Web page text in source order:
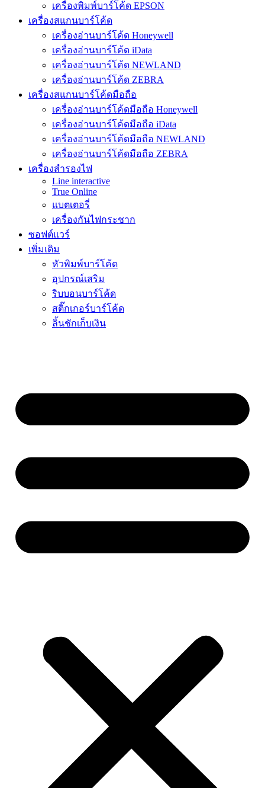
เครื่องพิมพ์บาร์โค้ด EPSON
เครื่องสแกนบาร์โค้ด
เครื่องอ่านบาร์โค้ด Honeywell
เครื่องอ่านบาร์โค้ด iData
เครื่องอ่านบาร์โค้ด NEWLAND
เครื่องอ่านบาร์โค้ด ZEBRA
เครื่องสแกนบาร์โค้ดมือถือ
เครื่องอ่านบาร์โค้ดมือถือ Honeywell
เครื่องอ่านบาร์โค้ดมือถือ iData
เครื่องอ่านบาร์โค้ดมือถือ NEWLAND
เครื่องอ่านบาร์โค้ดมือถือ ZEBRA
เครื่องสำรองไฟ
Line interactive
True Online
แบตเตอรี่
เครื่องกันไฟกระชาก
ซอฟต์แวร์
เพิ่มเติม
หัวพิมพ์บาร์โค้ด
อุปกรณ์เสริม
ริบบอนบาร์โค้ด
สติ๊กเกอร์บาร์โค้ด
ลิ้นชักเก็บเงิน